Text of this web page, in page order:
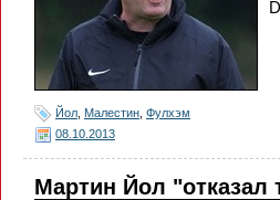
Йол Малестин Фулхэм
08.10.2013
Мартин Йол